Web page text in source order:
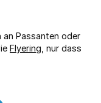
Passanten oder
Flyering , nur dass